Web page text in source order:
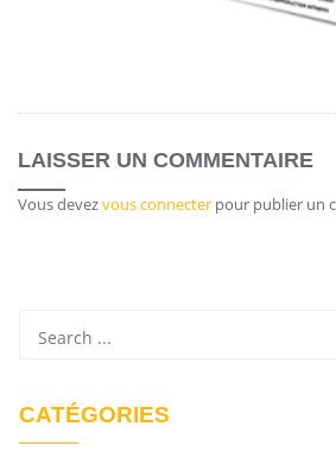
LAISSER UN COMMENTAIRE
Vous devezvous connecter pour publier un
CATÉGORIES